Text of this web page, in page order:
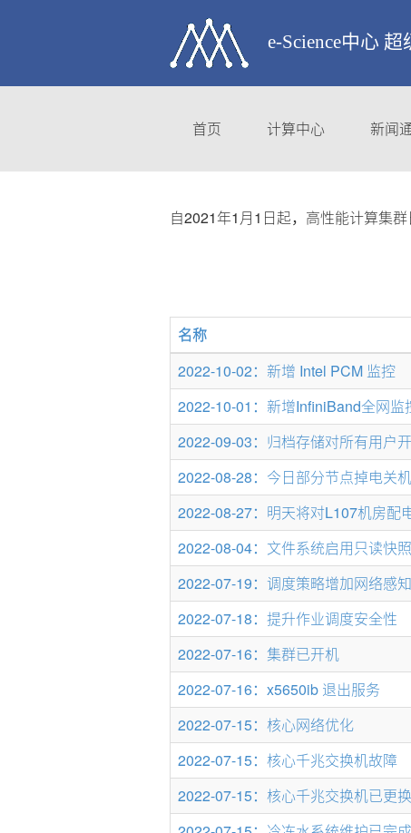
e-Science中心 超
首页 计算中心 新闻
自2021年1月1日起，高性能计算集群
名称
2022-10-02：新增 Intel PCM 监控
2022-10-01：新增InfiniBand全网监
2022-09-03：归档存储对所有用户
2022-08-28：今日部分节点掉电关
2022-08-27：明天将对L107机房配
2022-08-04：文件系统启用只读快照
2022-07-19：调度策略增加网络感知
2022-07-18：提升作业调度安全性
2022-07-16：集群已开机
2022-07-16：x5650ib 退出服务
2022-07-15：核心网络优化
2022-07-15：核心千兆交换机故障
2022-07-15：核心千兆交换机已更换